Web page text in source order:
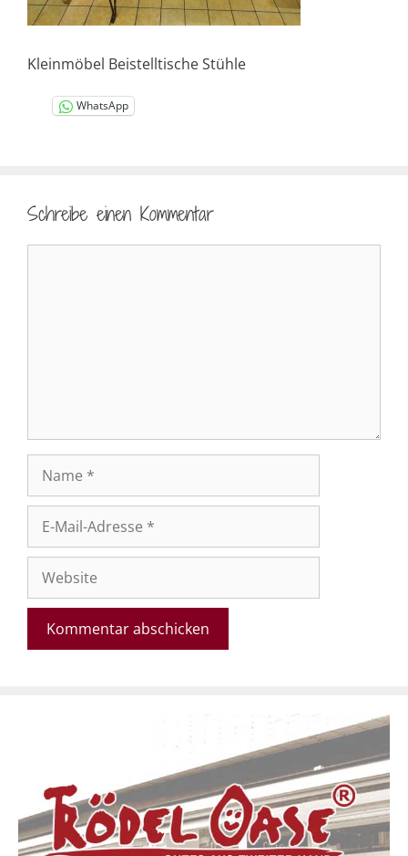
Kleinmöbel Beistelltische Stühle
WhatsApp
Schreibe einen Kommentar
Mail-
Adresse
Website